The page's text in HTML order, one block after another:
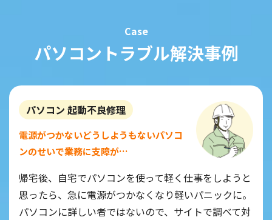
Case
パソコントラブル解決事例
パソコン 起動不良修理
電源がつかないどうしようもないパソコ
ンのせいで業務に支障が…
帰宅後、自宅でパソコンを使って軽く仕事をしようと
思ったら、急に電源がつかなくなり軽いパニックに。
パソコンに詳しい者ではないので、サイトで調べて対